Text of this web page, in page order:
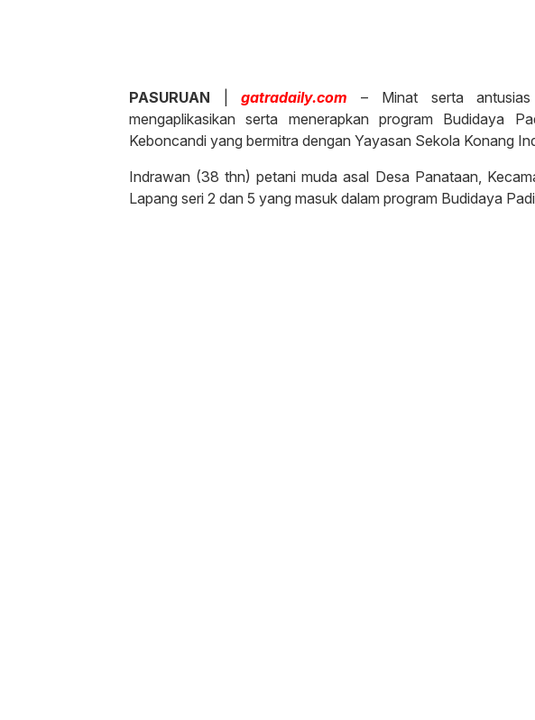
PASURUAN |gatradaily.com – Minat serta
mengaplikasikan serta menerapkan program Budidaya
Keboncandi yang bermitra dengan Yayasan Sekola Konang
Indrawan (38 thn) petani muda asal Desa Panataan,
Lapang seri 2 dan 5 yang masuk dalam program Budidaya